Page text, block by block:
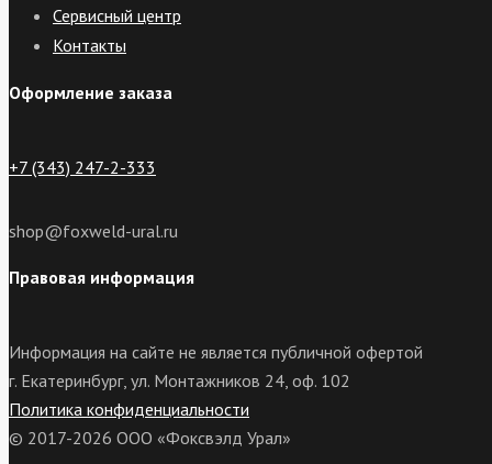
Сервисный центр
Контакты
Оформление заказа
+7 (343) 247-2-333
shop@foxweld-ural.ru
Правовая информация
Информация на сайте не является публичной офертой
г. Екатеринбург, ул. Монтажников 24, оф. 102
Политика конфиденциальности
© 2017-2026 ООО «Фоксвэлд Урал»